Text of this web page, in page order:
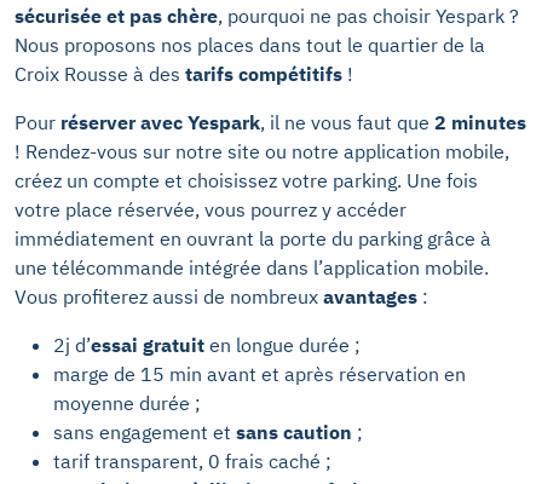
sécurisée et pas chère, pourquoi ne pas choisir Yespark ?
Nous proposons nos places dans tout le quartier de la
Croix Rousse à des tarifs compétitifs !
Pour réserver avec Yespark, il ne vous faut que 2 minutes
! Rendez-vous sur notre site ou notre application mobile,
créez un compte et choisissez votre parking. Une fois
votre place réservée, vous pourrez y accéder
immédiatement en ouvrant la porte du parking grâce à
une télécommande intégrée dans l’application mobile.
Vous profiterez aussi de nombreux avantages :
2j d’essai gratuit en longue durée ;
marge de 15 min avant et après réservation en
moyenne durée ;
sans engagement et sans caution ;
tarif transparent, 0 frais caché ;